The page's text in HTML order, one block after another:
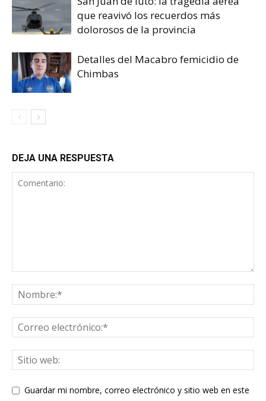
que reavivó los recuerdos más
dolorosos de la provincia
Detalles del Macabro femicidio de
Chimbas
DEJA UNA RESPUESTA
Guardar mi nombre, correo electrónico y sitio web en este